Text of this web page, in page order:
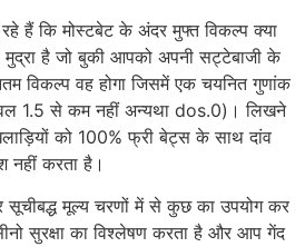
हैं कि मोस्टबेट के अंदर मुफ्त विकल्प क्या
मुद्रा है जो बुकी आपको अपनी सट्टेबाजी के
विकल्प वह होगा जिसमें एक चयनित गुणांक
1.5 से कम नहीं अन्यथा dos.0)। लिखने
को 100% फ्री बेट्स के साथ दांव
नहीं करता है।
सूचीबद्ध मूल्य चरणों में से कुछ का उपयोग कर
सुरक्षा का विश्लेषण करता है और आप गेंद